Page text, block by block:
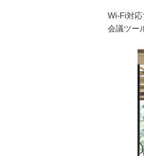
Wi-Fi対
会議ツー